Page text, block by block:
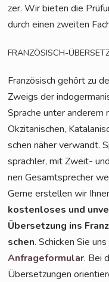
zer. Wir bie­ten die
durch einen zwei­ten
FRANZÖSISCH-
Fran­zö­sisch gehört zu
Zweigs der
Spra­che unter ande­rem
Okzita­ni­schen,
schen näher ver­wandt.
sprach­ler, mit Zweit-
nen Gesamt­spre­cher
Ger­ne erstel­len wir
kos­ten­lo­ses und
Über­set­zung ins
schen. Schi­cken Sie
Anfra­ge­for­mu­lar. Bei
Über­set­zun­gen